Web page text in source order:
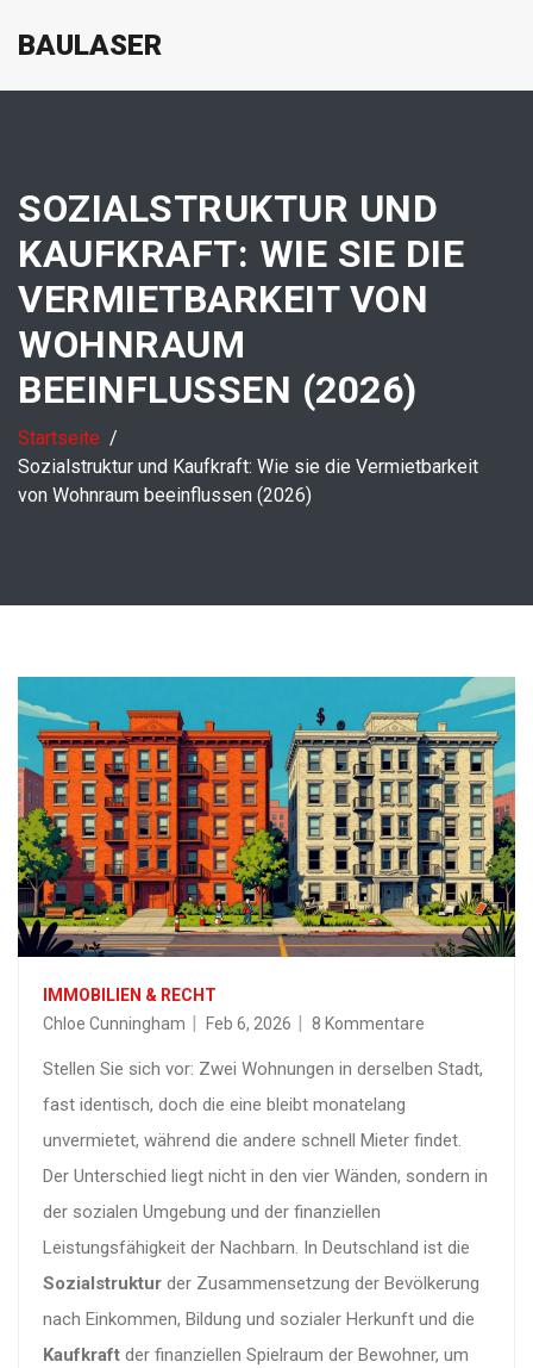
BAULASER
SOZIALSTRUKTUR UND
KAUFKRAFT: WIE SIE DIE
VERMIETBARKEIT VON
WOHNRAUM
BEEINFLUSSEN (2026)
Startseite
Sozialstruktur und Kaufkraft: Wie sie die Vermietbarkeit
von Wohnraum beeinflussen (2026)
IMMOBILIEN & RECHT
Chloe Cunningham
Feb 6, 2026 8 Kommentare
Stellen Sie sich vor: Zwei Wohnungen in derselben Stadt,
fast identisch, doch die eine bleibt monatelang
unvermietet, während die andere schnell Mieter findet.
Der Unterschied liegt nicht in den vier Wänden, sondern in
der sozialen Umgebung und der finanziellen
Leistungsfähigkeit der Nachbarn. In Deutschland ist die
Sozialstruktur der Zusammensetzung der Bevölkerung
nach Einkommen, Bildung und sozialer Herkunft und die
Kaufkraft der finanziellen Spielraum der Bewohner, um